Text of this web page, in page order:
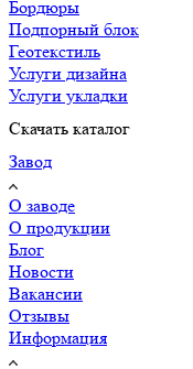
Бордюры
Подпорный блок
Геотекстиль
Услуги дизайна
Услуги укладки
Скачать каталог
Завод
О заводе
О продукции
Блог
Новости
Вакансии
Отзывы
Информация